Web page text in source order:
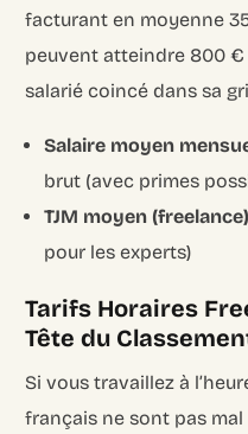
facturant en moyenne
peuvent atteindre 800 €
salarié coincé dans sa
Salaire moyen
brut (avec primes
TJM moyen
pour les experts)
Tarifs Horaires
Tête du
Si vous travaillez à
français ne sont pas